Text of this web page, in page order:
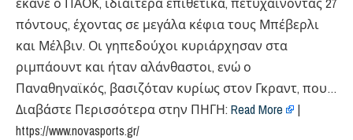
πόντους, έχοντας σε μεγάλα κέφια τους Μπέβερλι
και Μέλβιν. Οι γηπεδούχοι κυριάρχησαν στα
ριμπάουντ και ήταν αλάνθαστοι, ενώ ο
Παναθηναϊκός, βασιζόταν κυρίως στον Γκραντ, που…
Διαβάστε Περισσότερα στην ΠΗΓΗ: Read More
|
https://www.novasports.gr/